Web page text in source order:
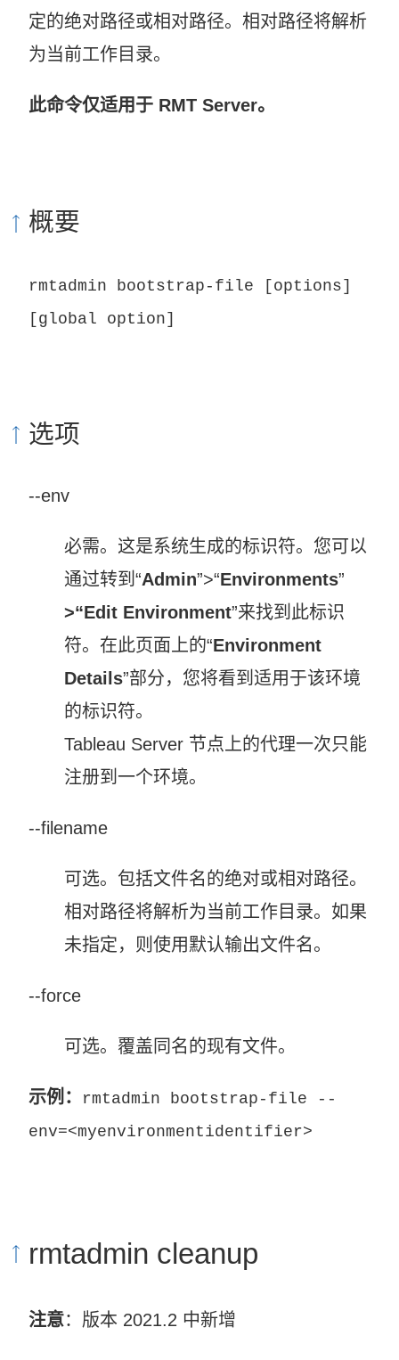
定的绝对路径或相对路径。相对路径将解析
为当前工作目录。
此命令仅适用于 RMT Server。
概要
rmtadmin bootstrap-file [options]
[global option]
选项
--env
必需。这是系统生成的标识符。您可以
通过转到“Admin”>“Environments”
>“Edit Environment”来找到此标识
符。在此页面上的“Environment
Details”部分，您将看到适用于该环境
的标识符。
Tableau Server 节点上的代理一次只能
注册到一个环境。
--filename
可选。包括文件名的绝对或相对路径。
相对路径将解析为当前工作目录。如果
未指定，则使用默认输出文件名。
--force
可选。覆盖同名的现有文件。
示例：
rmtadmin bootstrap-file --
env=<myenvironmentidentifier>
rmtadmin cleanup
注意：版本 2021.2 中新增